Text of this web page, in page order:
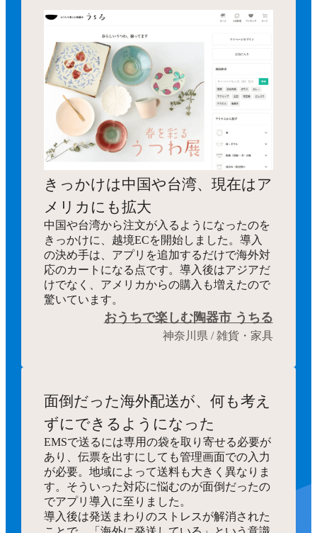
きっかけは中国や台湾、現在はア
メリカにも拡大
中国や台湾から注文が入るようになったのを
きっかけに、越境ECを開始しました。導入
の決め手は、アプリを追加するだけで海外対
応のカートになる点です。導入後はアジアだ
けでなく、アメリカからの購入も増えたので
驚いています。
おうちで楽しむ陶器市 うちる
神奈川県 / 雑貨・家具
面倒だった海外配送が、何も考え
ずにできるようになった
EMSで送るには専用の袋を取り寄せる必要が
あり、伝票を出すにしても管理画面での入力
が必要。地域によって送料も大きく異なりま
す。そういった対応に悩むのが面倒だったの
でアプリ導入に至りました。
導入後は発送まわりのストレスが解消された